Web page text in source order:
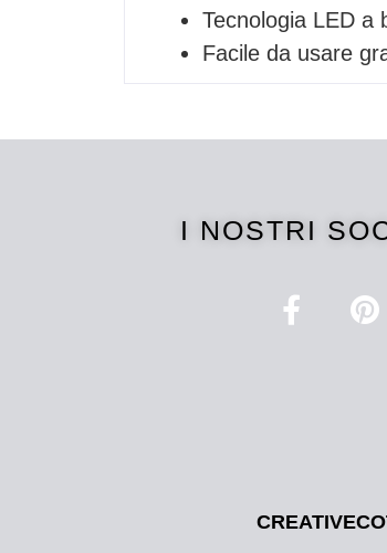
Tecnologia LED a
Facile da usare
I NOSTRI